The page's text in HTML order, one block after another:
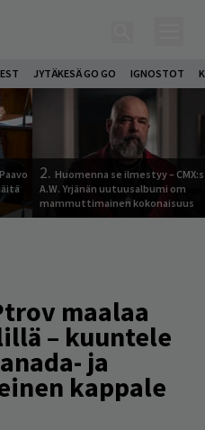
JYTÄKESÄ GO GO IGNOSTOT
2. Huomenna se ilmestyy –
A.W. Yrjänän uutuusalbumi om
mammuttimainen kokonaisuus
maalaa
– kuuntele
ja
kappale